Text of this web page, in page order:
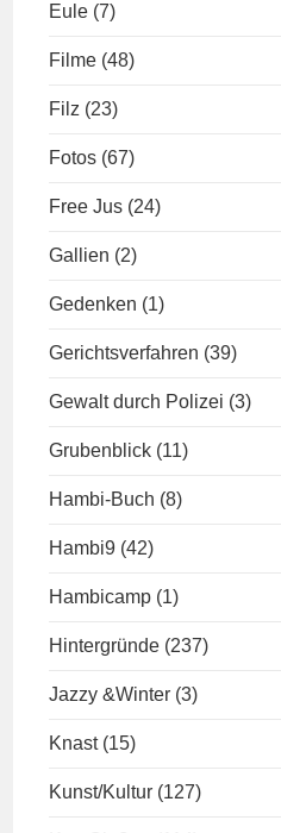
Eule (7)
Filme (48)
Filz (23)
Fotos (67)
Free Jus (24)
Gallien (2)
Gedenken (1)
Gerichtsverfahren (39)
Gewalt durch Polizei (3)
Grubenblick (11)
Hambi-Buch (8)
Hambi9 (42)
Hambicamp (1)
Hintergründe (237)
Jazzy &Winter (3)
Knast (15)
Kunst/Kultur (127)